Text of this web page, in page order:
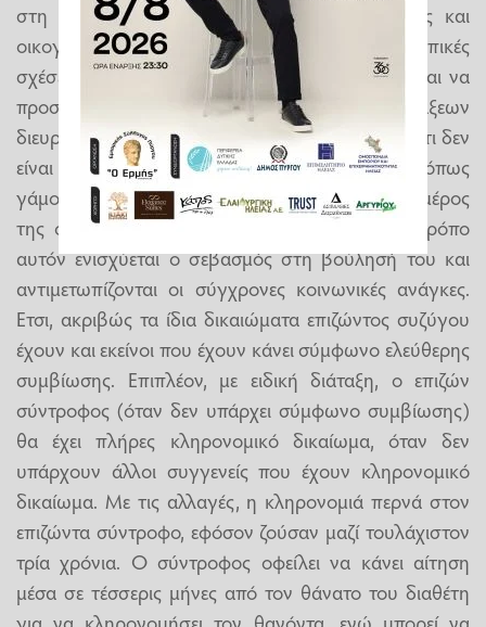
στη σύγχρονη εποχή νέες μορφές συμβίωσης και
οικογένειας δημιουργούν ουσιαστικές προσωπικές
σχέσεις που το δίκαιο οφείλει να αναγνωρίσει και να
προστατέψει. Με το πλέγμα των νέων διατάξεων
διευρύνεται η προστασία σε πρόσωπα που, παρότι δεν
είναι συγγενείς με την παραδοσιακή έννοια (όπως
γάμος, θρησκευτικός ή πολιτικός), αποτελούν μέρος
της οικογενειακής ζωής του διαθέτη. Με τον τρόπο
αυτόν ενισχύεται ο σεβασμός στη βούλησή του και
αντιμετωπίζονται οι σύγχρονες κοινωνικές ανάγκες.
Ετσι, ακριβώς τα ίδια δικαιώματα επιζώντος συζύγου
έχουν και εκείνοι που έχουν κάνει σύμφωνο ελεύθερης
συμβίωσης. Επιπλέον, με ειδική διάταξη, ο επιζών
σύντροφος (όταν δεν υπάρχει σύμφωνο συμβίωσης)
θα έχει πλήρες κληρονομικό δικαίωμα, όταν δεν
υπάρχουν άλλοι συγγενείς που έχουν κληρονομικό
δικαίωμα. Με τις αλλαγές, η κληρονομιά περνά στον
επιζώντα σύντροφο, εφόσον ζούσαν μαζί τουλάχιστον
τρία χρόνια. Ο σύντροφος οφείλει να κάνει αίτηση
μέσα σε τέσσερις μήνες από τον θάνατο του διαθέτη